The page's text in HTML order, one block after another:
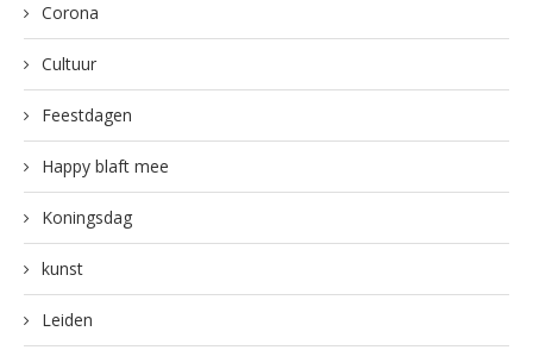
Corona
Cultuur
Feestdagen
Happy blaft mee
Koningsdag
kunst
Leiden